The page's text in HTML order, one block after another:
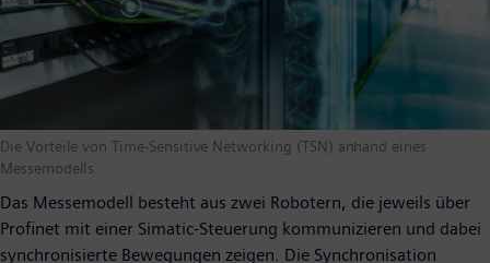
Die Vorteile von Time-Sensitive Networking (TSN) anhand eines
Messemodells.
Das Messemodell besteht aus zwei Robotern, die jeweils über
Profinet mit einer Simatic-Steuerung kommunizieren und dabei
synchronisierte Bewegungen zeigen. Die Synchronisation